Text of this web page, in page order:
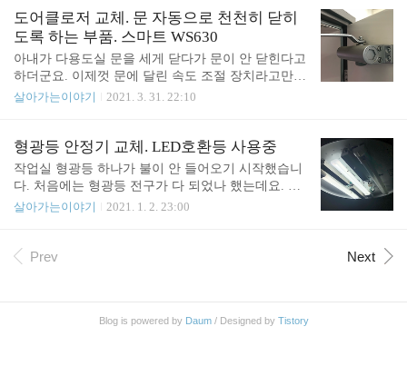
MXL990 마이크 전용 쇼크 마운트는 MXL90이더군
요. 인터넷에 검색해 보니 보통 6만 원대..
해 보니 뒤쪽 창문 닦는 부품이 부러졌더군요. 주유
소 아저씨 junho85.pe.kr 부품이 도착해서 교체를 진
행했습니다. 기존 브러시대 제거하는데 힘이 좀 들었
지만 어렵지 않게 교체를 할 수 있었습니다. 공구는 1
0mm 육각렌치가 필요합니다.
도어클로저 교체. 문 자동으로 천천히 닫히
도록 하는 부품. 스마트 WS630
아내가 다용도실 문을 세게 닫다가 문이 안 닫힌다고
하더군요. 이제껏 문에 달린 속도 조절 장치라고만
생각하고 이름도 몰랐던 도어클로저의 막대 부분이
원리는 모르겠지만 유압에 의해 천천히 자동으로 닫
히도록 동작하는 원리인 거 같습니다. 기름이 세어
나오면 제대로 동작하지 않는다고 보면 됩니다. 기름
렇게 꿈쩍도 안 하는 상태에서는 기름을 보충한다고
경우 기름을 충전하는 거 같더군요. 그리고 어떤 기
름을 써야 될지도 잘 모르겠고 충전용 기름이 4천 원
살아가는이야기 2021. 3. 31. 22:10
형광등 안정기 교체. LED호환등 사용중
작업실 형광등 하나가 불이 안 들어오기 시작했습니
다. 처음에는 형광등 전구가 다 되었나 했는데요. LE
D 등인데 벌써? 혹시나 해서 다른 방에 교체하려고
른 슬롯에 연결해 보니 불이 잘 들어왔습니다. 그렇
품은 구할 수 없었고 같은 스펙의 제품을 찾아보았습
살아가는이야기 2021. 1. 2. 23:00
Prev Next
Blog is powered by Daum/ Designed by Tistory